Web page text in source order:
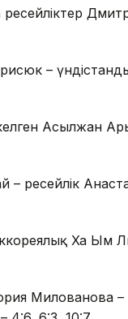
–
Асылжан
ресейлік
Ха Ым
Милованова